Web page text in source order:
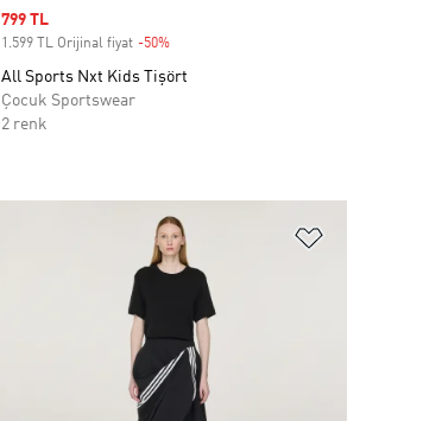
Sale price
799 TL
1.599 TL Orijinal fiyat -50%Discount
All Sports Nxt Kids Tişört
Çocuk Sportswear
2 renk